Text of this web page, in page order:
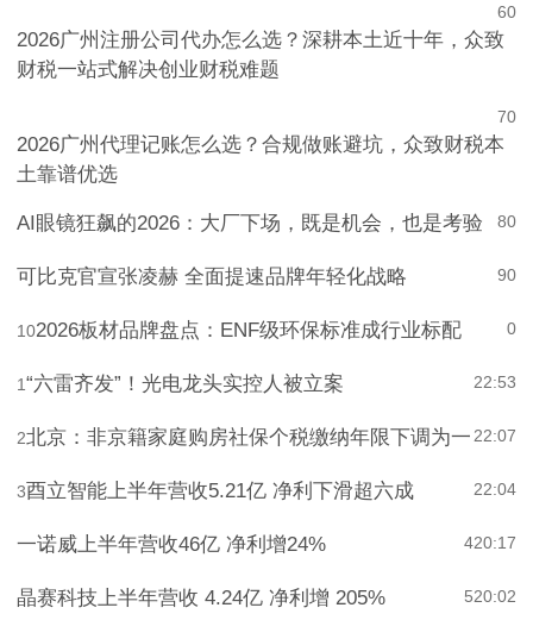
0
6
2026广州注册公司代办怎么选？深耕本土近十年，众致
财税一站式解决创业财税难题
0
7
2026广州代理记账怎么选？合规做账避坑，众致财税本
土靠谱优选
0
8
AI眼镜狂飙的2026：大厂下场，既是机会，也是考验
0
9
可比克官宣张凌赫 全面提速品牌年轻化战略
0
102026板材品牌盘点：ENF级环保标准成行业标配
22:53
1“六雷齐发”！光电龙头实控人被立案
22:07
2北京：非京籍家庭购房社保个税缴纳年限下调为一
22:04
3酉立智能上半年营收5.21亿 净利下滑超六成
20:17
4
一诺威上半年营收46亿 净利增24%
20:02
5
晶赛科技上半年营收 4.24亿 净利增 205%